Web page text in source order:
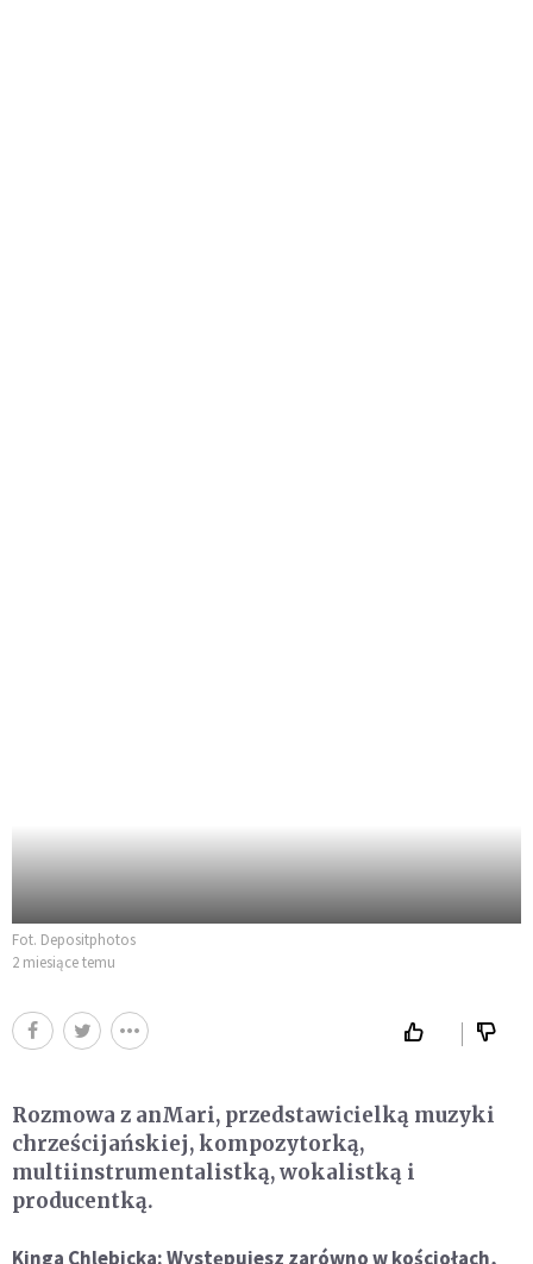
Fot. Depositphotos
2 miesiące temu
Rozmowa z anMari, przedstawicielką muzyki
chrześcijańskiej, kompozytorką,
multiinstrumentalistką, wokalistką i
producentką.
Kinga Chlebicka:Występujesz zarówno w kościołach,